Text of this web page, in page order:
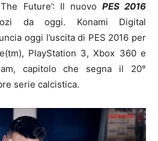
Future’: Il nuovo PES 2016
da oggi. Konami Digital
oggi l’uscita di PES 2016 per
PlayStation 3, Xbox 360 e
capitolo che segna il 20°
serie calcistica.